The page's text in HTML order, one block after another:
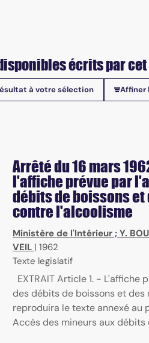
écrits par
à votre sélection Affiner
Arrêté du 16 mars
l'affiche prévue par
débits de boissons
contre l'alcoolisme
Ministère de l'Intérieur ; Y.
VEIL | 1962
Texte legislatif
EXTRAIT Article 1. - L'affiche
des débits de boissons et
reproduira le texte annexé au
Accès des mineurs aux débits